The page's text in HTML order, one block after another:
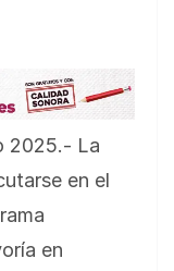
2025.- La
en el
en